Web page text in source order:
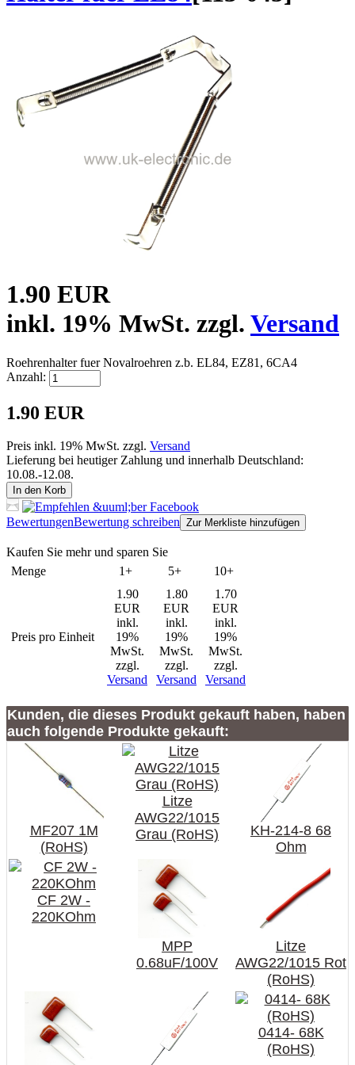
1.90 EUR
inkl. 19% MwSt. zzgl. Versand
Roehrenhalter fuer Novalroehren z.b. EL84, EZ81, 6CA4
Anzahl:
1.90 EUR
Preis inkl. 19% MwSt. zzgl. Versand
Lieferung bei heutiger Zahlung und innerhalb Deutschland:
10.08.-12.08.
In den Korb
BewertungenBewertung schreiben Zur Merkliste hinzufügen
Kaufen Sie mehr und sparen Sie
Menge
1+ 5+ 10+
Preis pro Einheit
1.90
EUR
inkl.
19%
MwSt.
zzgl.
Versand
1.80
EUR
inkl.
19%
MwSt.
zzgl.
Versand
1.70
EUR
inkl.
19%
MwSt.
zzgl.
Versand
Kunden, die dieses Produkt gekauft haben, haben
auch folgende Produkte gekauft:
MF207 1M
(RoHS)
Litze
AWG22/1015
Grau (RoHS)
KH-214-8 68
Ohm
CF 2W -
220KOhm
MPP
0.68uF/100V
Litze
AWG22/1015 Rot
(RoHS)
0414- 68K
(RoHS)